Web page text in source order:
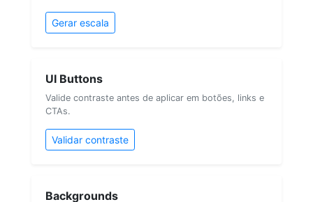
Gerar escala
UI Buttons
Valide contraste antes de aplicar em botões, links e
CTAs.
Validar contraste
Backgrounds